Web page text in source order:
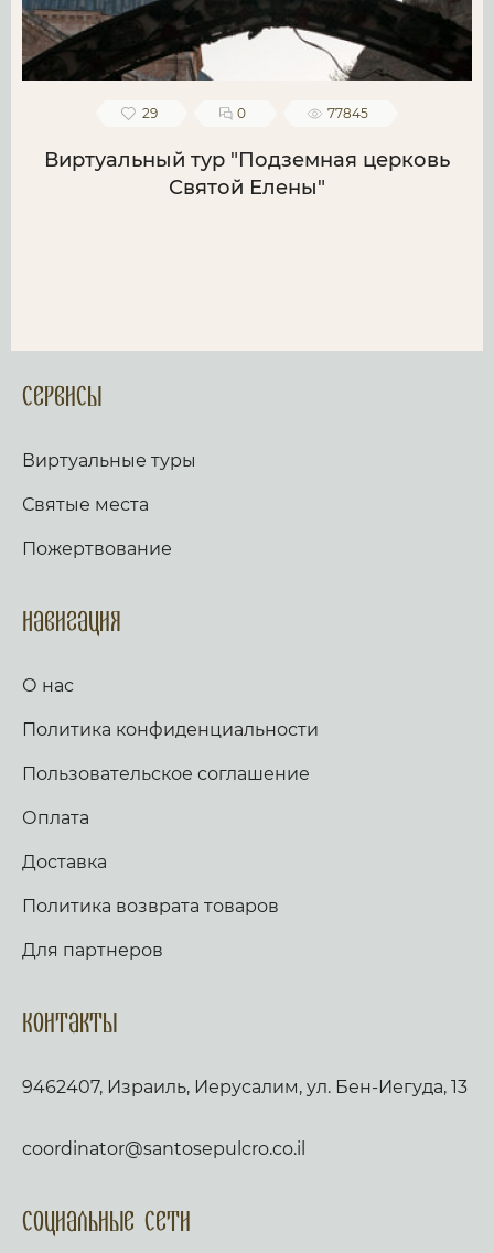
29 0 77845
Виртуальный тур "Подземная церковь
Святой Елены"
Сервисы
Виртуальные туры
Святые места
Пожертвование
Навигация
О нас
Политика конфиденциальности
Пользовательское соглашение
Оплата
Доставка
Политика возврата товаров
Для партнеров
Контакты
9462407, Израиль, Иерусалим, ул. Бен-Иегуда, 13
coordinator@santosepulcro.co.il
Социальные сети